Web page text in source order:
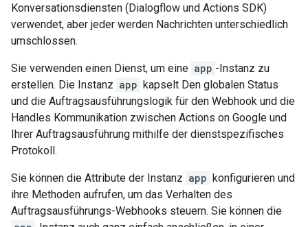
Konversationsdiensten (Dialogflow und Actions SDK)
verwendet, aber jeder werden Nachrichten unterschiedlich
umschlossen.
Sie verwenden einen Dienst, um eine app -Instanz zu
erstellen. Die Instanz app kapselt Den globalen Status
und die Auftragsausführungslogik für den Webhook und die
Handles Kommunikation zwischen Actions on Google und
Ihrer Auftragsausführung mithilfe der dienstspezifisches
Protokoll.
Sie können die Attribute der Instanz app konfigurieren und
ihre Methoden aufrufen, um das Verhalten des
Auftragsausführungs-Webhooks steuern. Sie können die